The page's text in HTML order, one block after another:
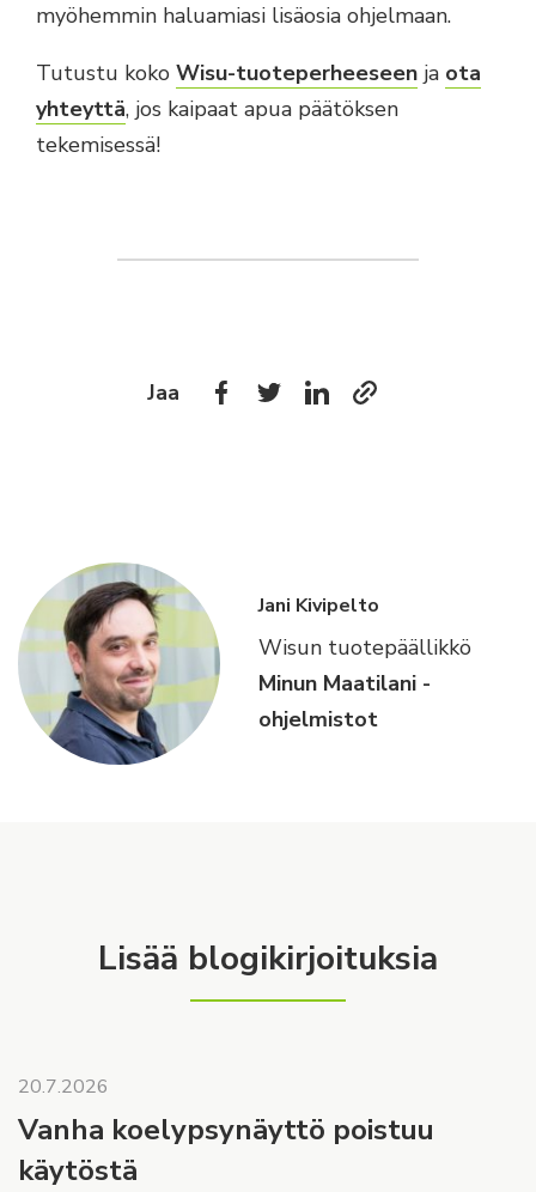
myöhemmin haluamiasi lisäosia ohjelmaan.
Tutustu koko Wisu-tuoteperheeseen ja ota
yhteyttä, jos kaipaat apua päätöksen
tekemisessä!
Jaa
Jani Kivipelto
Wisun tuotepäällikkö
Minun Maatilani -
ohjelmistot
Lisää blogikirjoituksia
20.7.2026
Vanha koelypsynäyttö poistuu
käytöstä